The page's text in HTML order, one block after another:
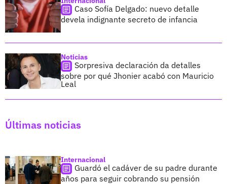
Caso Sofía Delgado: nuevo detalle
devela indignante secreto de infancia
Noticias
Sorpresiva declaración da detalles
sobre por qué Jhonier acabó con Mauricio
Leal
Últimas noticias
Internacional
Guardó el cadáver de su padre durante
años para seguir cobrando su pensión